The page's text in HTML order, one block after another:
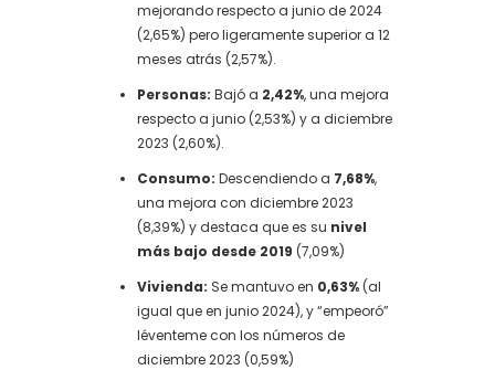
mejorando respecto a junio de 2024
(2,65%) pero ligeramente superior a 12
meses atrás (2,57%).
Personas: Bajó a 2,42%, una mejora
respecto a junio (2,53%) y a diciembre
2023 (2,60%).
Consumo: Descendiendo a 7,68%,
una mejora con diciembre 2023
(8,39%) y destaca que es su nivel
más bajo desde 2019 (7,09%)
Vivienda: Se mantuvo en 0,63% (al
igual que en junio 2024), y “empeoró”
léventeme con los números de
diciembre 2023 (0,59%)